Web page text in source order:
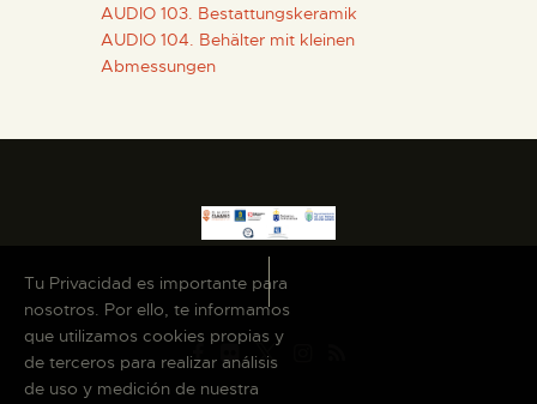
AUDIO 103. Bestattungskeramik
AUDIO 104. Behälter mit kleinen
Abmessungen
Tu Privacidad es importante para
nosotros. Por ello, te informamos
que utilizamos cookies propias y
de terceros para realizar análisis
de uso y medición de nuestra